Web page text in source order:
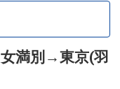
女満別 →東京(羽